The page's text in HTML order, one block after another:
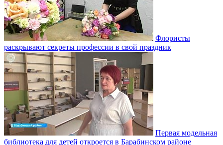
Флористы
раскрывают секреты профессии в свой праздник
Первая модельная
библиотека для детей откроется в Барабинском районе